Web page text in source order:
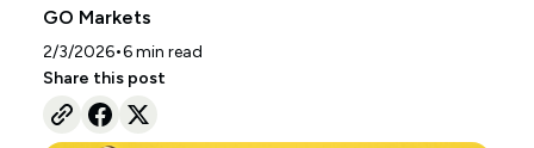
GO Markets
2/3/2026•6min read
Share this post